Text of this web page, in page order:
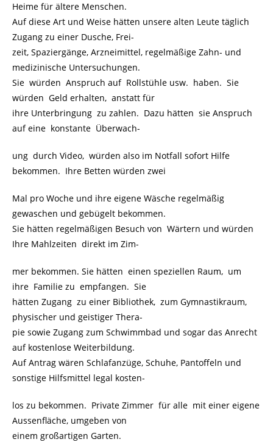
Heime für ältere Menschen.
Auf diese Art und Weise hätten unsere alten Leute täglich
Zugang zu einer Dusche, Frei-
zeit, Spaziergänge, Arzneimittel, regelmäßige Zahn- und
medizinische Untersuchungen.
Sie würden Anspruch auf Rollstühle usw. haben. Sie
würden Geld erhalten, anstatt für
ihre Unterbringung zu zahlen. Dazu hätten sie Anspruch
auf eine konstante Überwach-
ung durch Video, würden also im Notfall sofort Hilfe
bekommen. Ihre Betten würden zwei
Mal pro Woche und ihre eigene Wäsche regelmäßig
gewaschen und gebügelt bekommen.
Sie hätten regelmäßigen Besuch von Wärtern und würden
Ihre Mahlzeiten direkt im Zim-
mer bekommen. Sie hätten einen speziellen Raum, um
ihre Familie zu empfangen. Sie
hätten Zugang zu einer Bibliothek, zum Gymnastikraum,
physischer und geistiger Thera-
pie sowie Zugang zum Schwimmbad und sogar das Anrecht
auf kostenlose Weiterbildung.
Auf Antrag wären Schlafanzüge, Schuhe, Pantoffeln und
sonstige Hilfsmittel legal kosten-
los zu bekommen. Private Zimmer für alle mit einer eigene
Aussenfläche, umgeben von
einem großartigen Garten.